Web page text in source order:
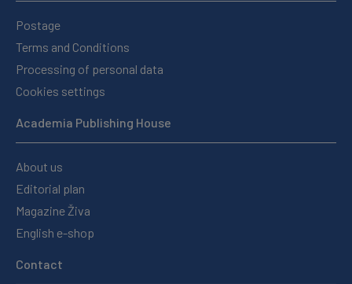
Postage
Terms and Conditions
Processing of personal data
Cookies settings
Academia Publishing House
About us
Editorial plan
Magazine Živa
English e-shop
Contact